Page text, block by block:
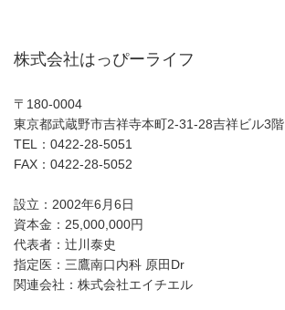
株式会社はっぴーライフ
〒180-0004
東京都武蔵野市吉祥寺本町2-31-28吉祥ビル3階
TEL：0422-28-5051
FAX：0422-28-5052
設立：2002年6月6日
資本金：25,000,000円
代表者：辻川泰史
指定医：三鷹南口内科 原田Dr
関連会社：株式会社エイチエル